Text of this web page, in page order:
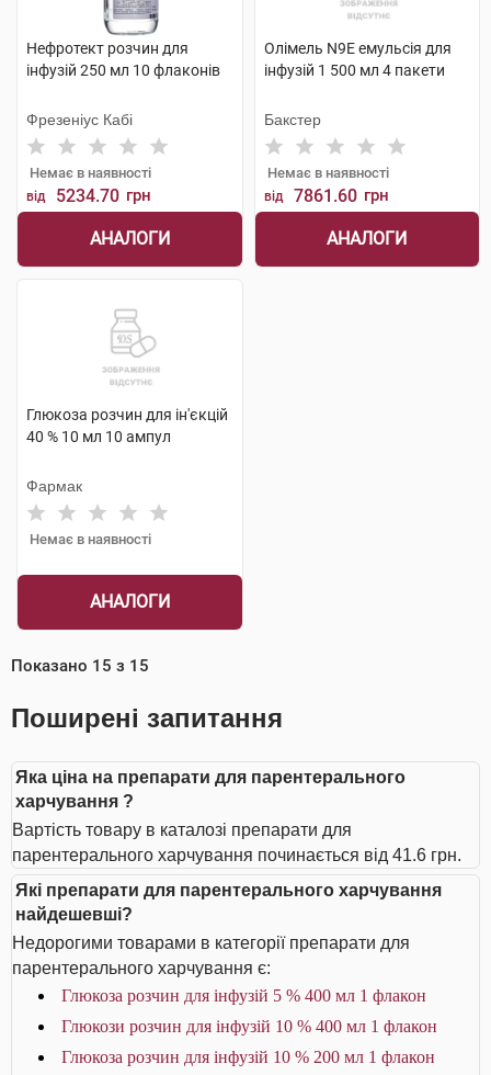
Нефротект розчин для
інфузій 250 мл 10 флаконів
Фрезеніус Кабі
Немає в наявності
від 5234.70 грн
АНАЛОГИ
Олімель N9E емульсія для
інфузій 1 500 мл 4 пакети
Бакстер
Немає в наявності
від 7861.60 грн
АНАЛОГИ
Глюкоза розчин для ін'єкцій
40 % 10 мл 10 ампул
Фармак
Немає в наявності
АНАЛОГИ
Показано 15 з 15
Поширені запитання
Яка ціна на препарати для парентерального
харчування ?
Вартість товару в каталозі препарати для
парентерального харчування починається від 41.6 грн.
Які препарати для парентерального харчування
найдешевші?
Недорогими товарами в категорії препарати для
парентерального харчування є:
Глюкоза розчин для інфузій 5 % 400 мл 1 флакон
Глюкози розчин для інфузій 10 % 400 мл 1 флакон
Глюкоза розчин для інфузій 10 % 200 мл 1 флакон